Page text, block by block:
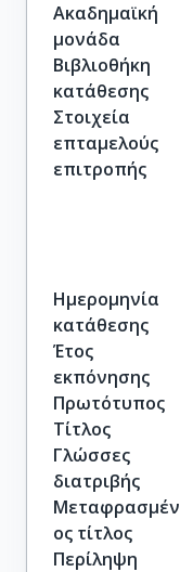
Ακαδημαϊκή
μονάδα
Βιβλιοθήκη
κατάθεσης
Στοιχεία
επταμελούς
επιτροπής
Ημερομηνία
κατάθεσης
Έτος
εκπόνησης
Πρωτότυπος
Τίτλος
Γλώσσες
διατριβής
Μεταφρασμέν
ος τίτλος
Περίληψη